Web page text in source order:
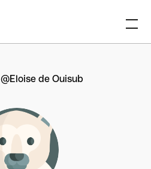
@Eloise de Ouisub